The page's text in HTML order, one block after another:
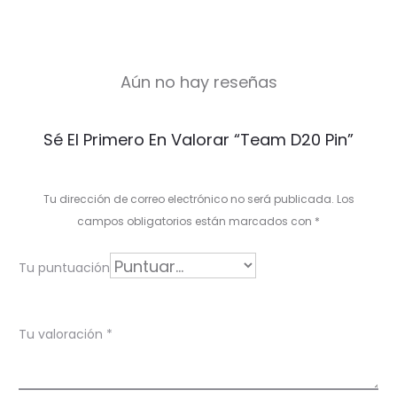
r
i
o
Aún no hay reseñas
Sé El Primero En Valorar “Team D20 Pin”
Tu dirección de correo electrónico no será publicada. Los
campos obligatorios están marcados con *
Tu puntuación
Tu valoración *